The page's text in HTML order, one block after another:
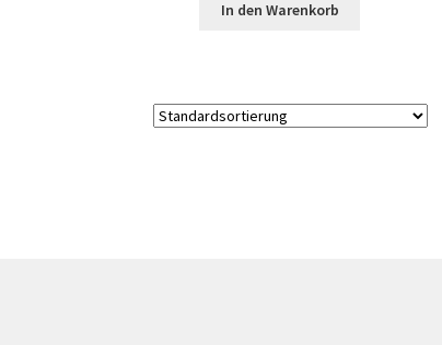
In den Warenkorb